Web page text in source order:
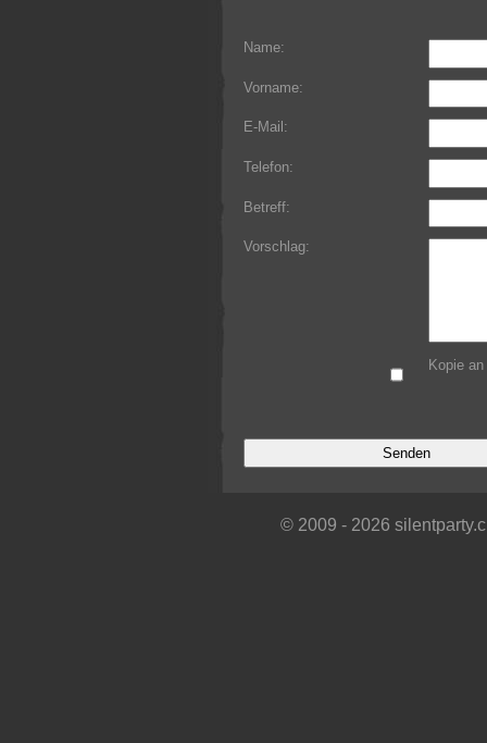
Name:
Vorname:
E-Mail:
Telefon:
Betreff:
Vorschlag:
Kopie
© 2009 - 2026